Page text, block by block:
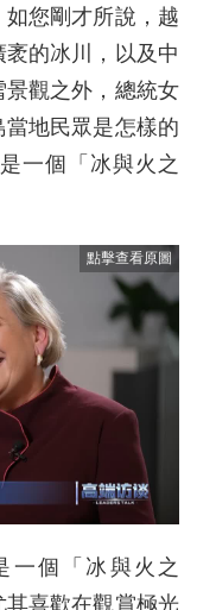
您剛才所說，越
的冰川，以及中
景觀之外，總統女
地民眾是怎樣的
一個「冰與火之
一個「冰與火之
其喜歡在觀賞極光